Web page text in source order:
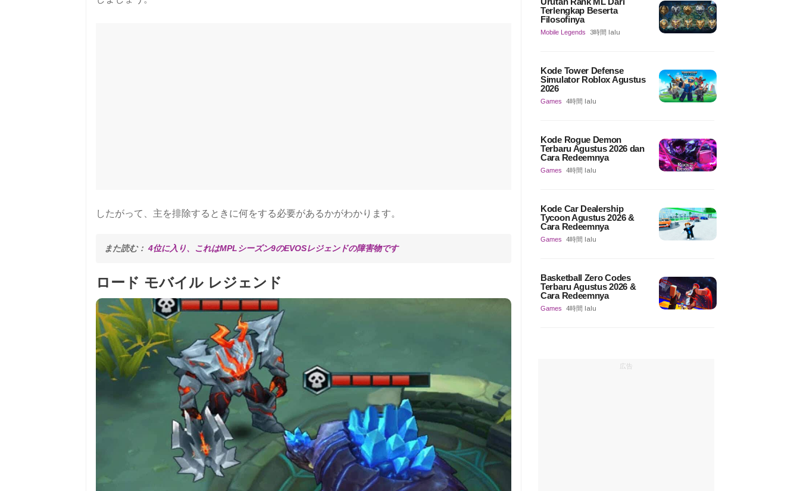
したがって、主を排除するときに何をする必要があるかがわかります。
また読む： 4位に入り、これはMPLシーズン9のEVOSレジェンドの障害物です
ロード モバイル レジェンド
Terlengkap Beserta
Filosofinya
Mobile Legends 3時間 lalu
Kode Tower Defense
Simulator Roblox Agustus
2026
Games 4時間 lalu
Kode Rogue Demon
Terbaru Agustus 2026 dan
Cara Redeemnya
Games 4時間 lalu
Kode Car Dealership
Tycoon Agustus 2026 &
Cara Redeemnya
Games 4時間 lalu
Basketball Zero Codes
Terbaru Agustus 2026 &
Cara Redeemnya
Games 4時間 lalu
広告